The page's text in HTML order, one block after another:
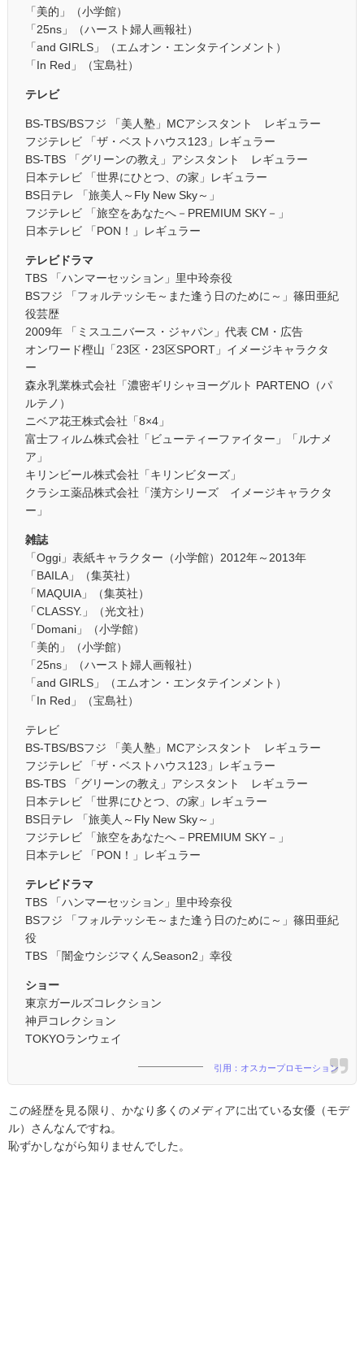
「美的」（小学館）
「25ns」（ハースト婦人画報社）
「and GIRLS」（エムオン・エンタテインメント）
「In Red」（宝島社）
テレビ
BS-TBS/BSフジ 「美人塾」MCアシスタント レギュラー
フジテレビ 「ザ・ベストハウス123」レギュラー
BS-TBS 「グリーンの教え」アシスタント レギュラー
日本テレビ 「世界にひとつ、の家」レギュラー
BS日テレ 「旅美人～Fly New Sky～」
フジテレビ 「旅空をあなたへ－PREMIUM SKY－」
日本テレビ 「PON！」レギュラー
テレビドラマ
TBS 「ハンマーセッション」里中玲奈役
BSフジ 「フォルテッシモ～また逢う日のために～」篠田亜紀
役芸歴
2009年 「ミスユニバース・ジャパン」代表 CM・広告
オンワード樫山「23区・23区SPORT」イメージキャラクタ
ー
森永乳業株式会社「濃密ギリシャヨーグルト PARTENO（パ
ルテノ）
ニベア花王株式会社「8×4」
富士フィルム株式会社「ビューティーファイター」「ルナメ
ア」
キリンビール株式会社「キリンビターズ」
クラシエ薬品株式会社「漢方シリーズ イメージキャラクタ
ー」
雑誌
「Oggi」表紙キャラクター（小学館）2012年～2013年
「BAILA」（集英社）
「MAQUIA」（集英社）
「CLASSY.」（光文社）
「Domani」（小学館）
「美的」（小学館）
「25ns」（ハースト婦人画報社）
「and GIRLS」（エムオン・エンタテインメント）
「In Red」（宝島社）
テレビ
BS-TBS/BSフジ 「美人塾」MCアシスタント レギュラー
フジテレビ 「ザ・ベストハウス123」レギュラー
BS-TBS 「グリーンの教え」アシスタント レギュラー
日本テレビ 「世界にひとつ、の家」レギュラー
BS日テレ 「旅美人～Fly New Sky～」
フジテレビ 「旅空をあなたへ－PREMIUM SKY－」
日本テレビ 「PON！」レギュラー
テレビドラマ
TBS 「ハンマーセッション」里中玲奈役
BSフジ 「フォルテッシモ～また逢う日のために～」篠田亜紀
役
TBS 「闇金ウシジマくんSeason2」幸役
ショー
東京ガールズコレクション
神戸コレクション
TOKYOランウェイ
引用：オスカープロモーション
この経歴を見る限り、かなり多くのメディアに出ている女優（モデ
ル）さんなんですね。
恥ずかしながら知りませんでした。